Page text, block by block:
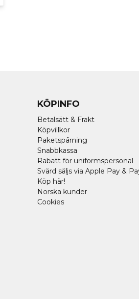
KÖPINFO
Betalsätt & Frakt
Köpvillkor
Paketspårning
Snabbkassa
Rabatt för uniformspersonal
Svärd säljs via Apple Pay &
Köp här!
Norska kunder
Cookies